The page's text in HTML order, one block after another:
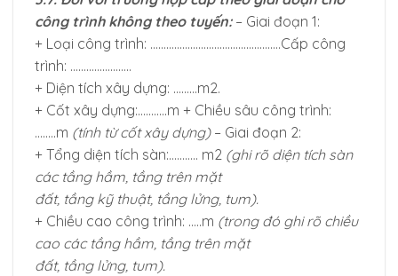
công trình không theo tuyến:– Giai đoạn 1:
+ Loại công trình: ………………………………………….Cấp công
trình: …………………..
+ Diện tích xây dựng: ………m2.
+ Cốt xây dựng:………..m + Chiều sâu công trình:
……..m (tính từ cốt xây dựng)– Giai đoạn 2:
+ Tổng diện tích sàn:……….. m2 (ghi rõ diện tích sàn
các tầng hầm, tầng trên mặt
đất, tầng kỹ thuật, tầng lửng, tum).
+ Chiều cao công trình: …..m (trong đó ghi rõ chiều
cao các tầng hầm, tầng trên mặt
đất, tầng lửng, tum).